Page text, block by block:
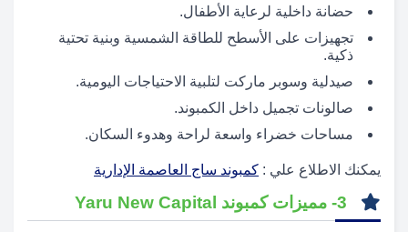
حضانة داخلية لرعاية الأطفال.
تجهيزات على الأسطح للطاقة الشمسية وبنية تحتية
ذكية.
صيدلية وسوبر ماركت لتلبية الاحتياجات اليومية.
صالونات تجميل داخل الكمبوند.
مساحات خضراء واسعة لراحة وهدوء السكان.
يمكنك الاطلاع علي : كمبوند ساج العاصمة الإدارية